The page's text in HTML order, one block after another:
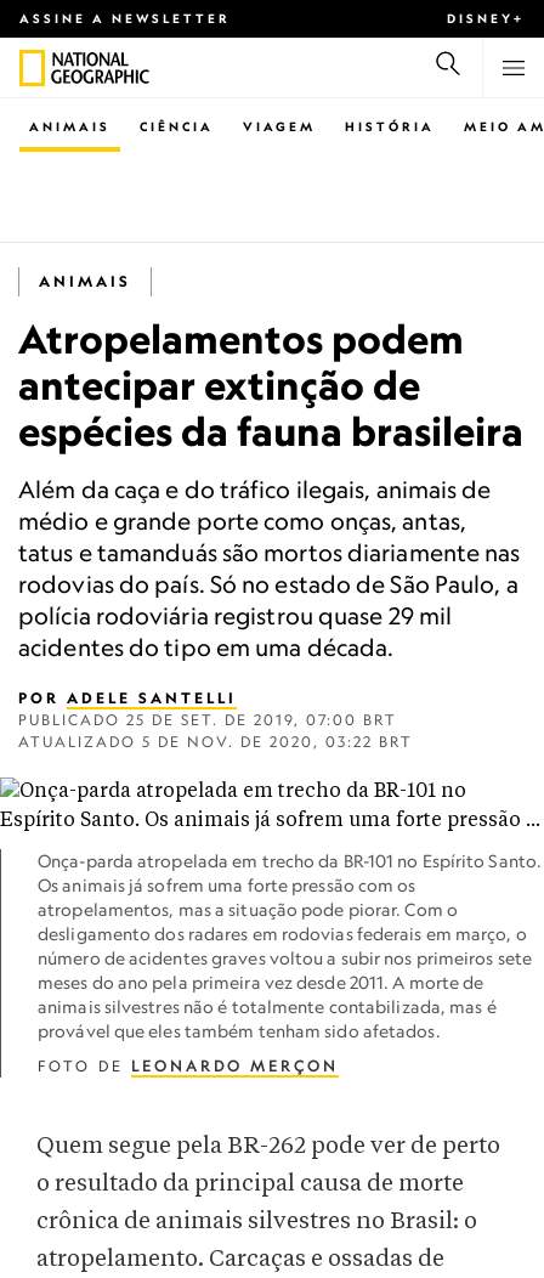
ASSINE A NEWSLETTER DISNEY+
CIÊNCIA VIAGEM
ANIMAIS HISTÓRIA MEIO
ANIMAIS
Atropelamentos podem
antecipar extinção de
espécies da fauna brasileira
Além da caça e do tráfico ilegais, animais de
médio e grande porte como onças, antas,
tatus e tamanduás são mortos diariamente nas
rodovias do país. Só no estado de São Paulo, a
polícia rodoviária registrou quase 29 mil
acidentes do tipo em uma década.
POR ADELE SANTELLI
PUBLICADO 25 DE SET. DE 2019, 07:00 BRT
ATUALIZADO 5 DE NOV. DE 2020, 03:22 BRT
Onça-parda atropelada em trecho da BR-101 no Espírito Santo.
Os animais já sofrem uma forte pressão com os
atropelamentos, mas a situação pode piorar. Com o
desligamento dos radares em rodovias federais em março, o
número de acidentes graves voltou a subir nos primeiros sete
meses do ano pela primeira vez desde 2011. A morte de
animais silvestres não é totalmente contabilizada, mas é
provável que eles também tenham sido afetados.
FOTO DE LEONARDO MERÇON
Quem segue pela BR-262 pode ver de perto
o resultado da principal causa de morte
crônica de animais silvestres no Brasil: o
atropelamento. Carcaças e ossadas de